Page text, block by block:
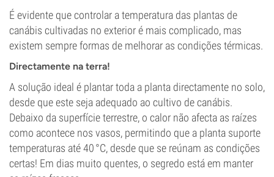
É evidente que controlar a temperatura das plantas de
canábis cultivadas no exterior é mais complicado, mas
existem sempre formas de melhorar as condições térmicas.
Directamente na terra!
A solução ideal é plantar toda a planta directamente no solo,
desde que este seja adequado ao cultivo de canábis.
Debaixo da superfície terrestre, o calor não afecta as raízes
como acontece nos vasos, permitindo que a planta suporte
temperaturas até 40 °C, desde que se reúnam as condições
certas! Em dias muito quentes, o segredo está em manter